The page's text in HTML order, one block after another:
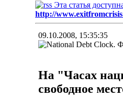
Эта статья
http://
09.10.2008, 15:35:35
На "Часах
свободное